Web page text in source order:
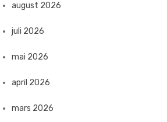
august 2026
juli 2026
mai 2026
april 2026
mars 2026